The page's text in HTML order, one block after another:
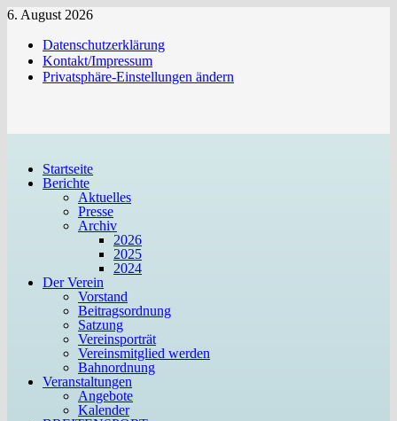
Zum
springen
6. August 2026
Datenschutzerklärung
Kontakt/Impressum
Privatsphäre-Einstellungen ändern
Startseite
Berichte
Aktuelles
Presse
Archiv
2026
2025
2024
Der Verein
Vorstand
Beitragsordnung
Satzung
Vereinsporträt
Vereinsmitglied werden
Bahnordnung
Veranstaltungen
Angebote
Kalender